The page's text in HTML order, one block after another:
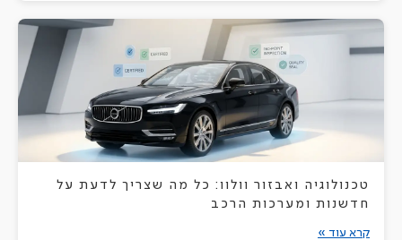
טכנולוגיה ואבזור וולוו: כל מה שצריך לדעת על
חדשנות ומערכות הרכב
קרא עוד »